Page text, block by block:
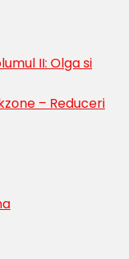
II: Olga si
– Reduceri